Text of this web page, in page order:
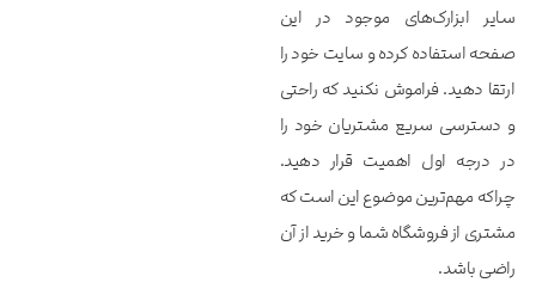
سایر ابزارک‌های موجود در این
صفحه استفاده کرده و سایت خود را
ارتقا دهید. فراموش نکنید که راحتی
و دسترسی سریع مشتریان خود را
در درجه اول اهمیت قرار دهید.
چراکه مهم‌ترین موضوع این است که
مشتری از فروشگاه شما و خرید از آن
راضی باشد.